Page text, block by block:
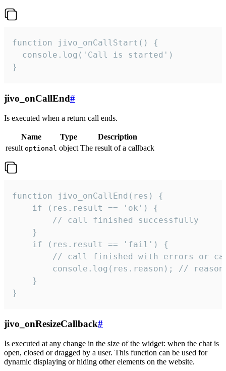
function jivo_onCallStart() {
  console.log('Call is started')
}
jivo_onCallEnd#
Is executed when a return call ends.
Name Type
Description
result optional object The result of a callback
function jivo_onCallEnd(res) {
    if (res.result == 'ok') {
        // call finished successfully
    }
    if (res.result == 'fail') {
// call finished with errors or
console.log(res.reason); //
    }
}
jivo_onResizeCallback#
Is executed at any change in the size of the widget: when the chat is
open, closed or dragged by a user. This function can be used for
dynamic displaying or hiding other elements on the website.